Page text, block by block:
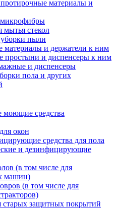
материалы и
мытья стекол
пыли
материалы и держатели к ним
простыни и диспенсеры к ним
и диспенсеры
пола и других
моющие средства
окон
средства для пола
и дезинфицирующие
(в том числе для
машин)
(в том числе для
старых защитных покрытий